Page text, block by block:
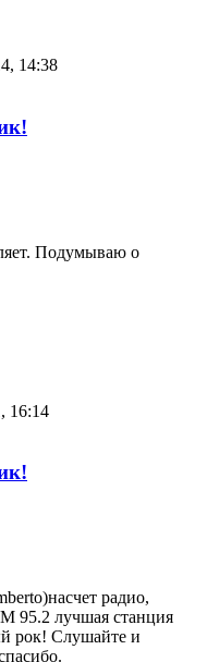
14:38
Подумываю о
16:14
радио,
95.2 лучшая станция
рок! Слушайте и